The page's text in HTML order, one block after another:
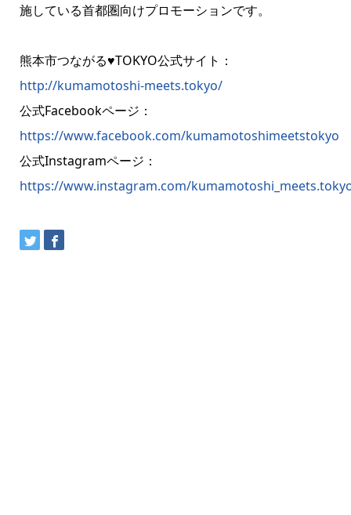
施している首都圏向けプロモーションです。
熊本市つながる♥TOKYO公式サイト：
http://kumamotoshi-meets.tokyo/
公式Facebookページ：
https://www.facebook.com/kumamotoshimeetstokyo
公式Instagramページ：
https://www.instagram.com/